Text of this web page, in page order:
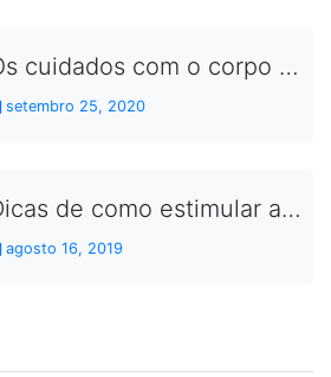
Os cuidados com o corpo durante a gravidez
setembro 25, 2020
Dicas de como estimular as crianças a fazerem as lições de casa
agosto 16, 2019